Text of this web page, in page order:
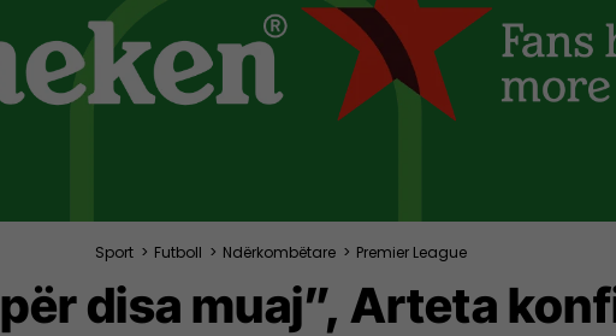
Sport > Futboll > Ndërkombëtare > Premier League
disa muaj”, Arteta